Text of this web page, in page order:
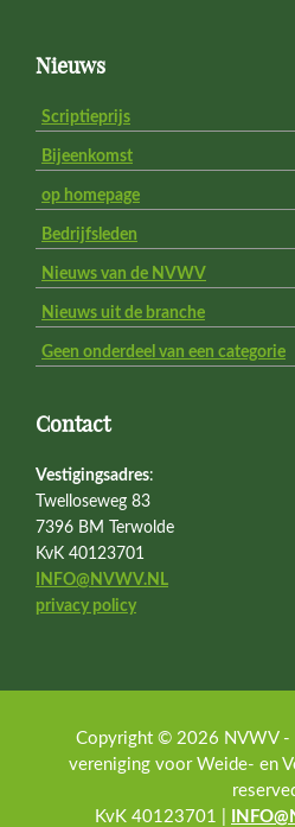
FooterNieuws
Scriptieprijs
Bijeenkomst
op homepage
Bedrijfsleden
Nieuws van de NVWV
Nieuws uit de branche
Geen onderdeel van een categorie
Contact
Vestigingsadres:
Twelloseweg 83
7396 BM Terwolde
KvK 40123701
INFO@NVWV.NL
privacy policy
Copyright © 2026 NVWV -
vereniging voor Weide- en
KvK 40123701 |